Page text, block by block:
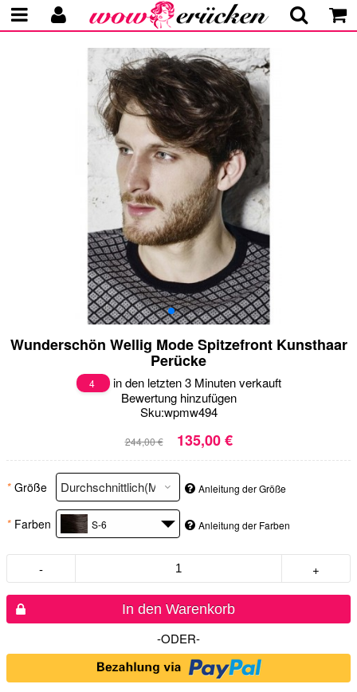
Wunderschön Wellig Mode Spitzefront Kunsthaar
Perücke
4
in den letzten 3 Minuten verkauft
Bewertung hinzufügen
Sku:wpmw494
244,00 € 135,00 €
* Größe Anleitung der Größe
* Farben S-6 Anleitung der Farben
- +
In den Warenkorb
-ODER-